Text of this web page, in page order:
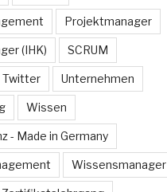
Projektmanager
(IHK) SCRUM
Twitter Unternehmen
Wissen
- Made in Germany
Wissensmanager